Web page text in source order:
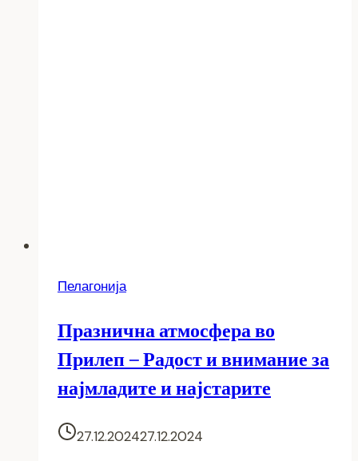
Пелагонија
Празнична атмосфера во
Прилеп – Радост и внимание за
најмладите и најстарите
27.12.202427.12.2024